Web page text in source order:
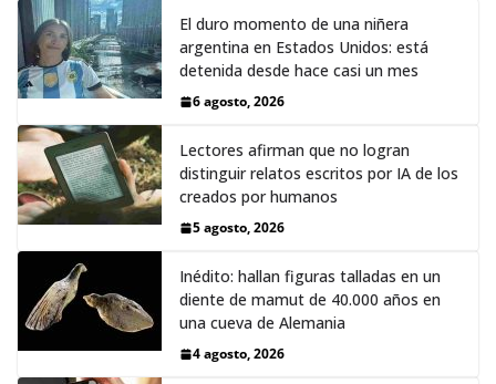
El duro momento de una niñera
argentina en Estados Unidos: está
detenida desde hace casi un mes
6 agosto, 2026
Lectores afirman que no logran
distinguir relatos escritos por IA de los
creados por humanos
5 agosto, 2026
Inédito: hallan figuras talladas en un
diente de mamut de 40.000 años en
una cueva de Alemania
4 agosto, 2026